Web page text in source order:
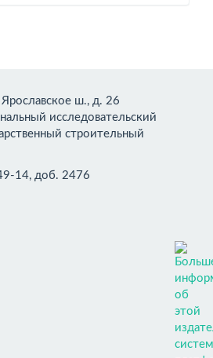
ш., д. 26
исследовательский
строительный
14, доб. 2476